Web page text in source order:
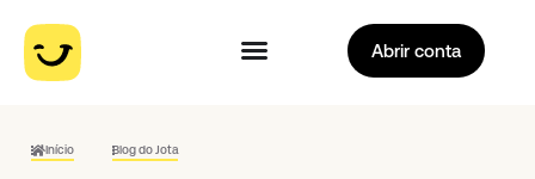
Abrir conta
Início Blog do Jota